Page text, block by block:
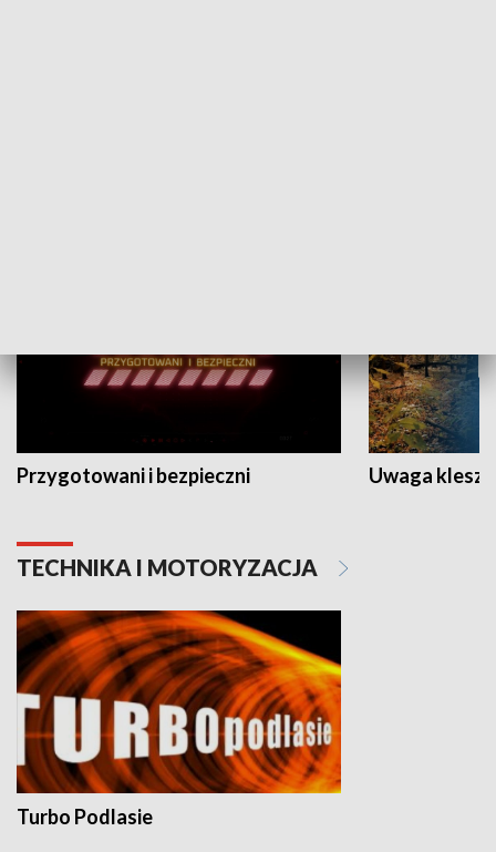
Przygotowani i bezpieczni Uwaga
TECHNIKA I MOTORYZACJA
Turbo Podlasie